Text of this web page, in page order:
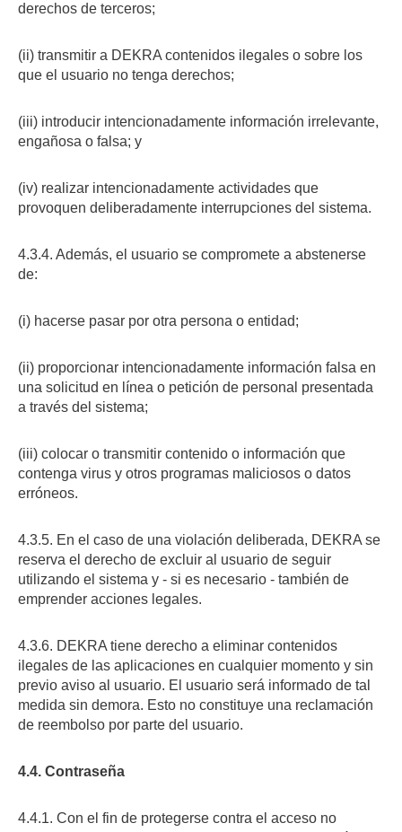
derechos de terceros;
(ii) transmitir a DEKRA contenidos ilegales o sobre los
que el usuario no tenga derechos;
(iii) introducir intencionadamente información irrelevante,
engañosa o falsa; y
(iv) realizar intencionadamente actividades que
provoquen deliberadamente interrupciones del sistema.
4.3.4. Además, el usuario se compromete a abstenerse
de:
(i) hacerse pasar por otra persona o entidad;
(ii) proporcionar intencionadamente información falsa en
una solicitud en línea o petición de personal presentada
a través del sistema;
(iii) colocar o transmitir contenido o información que
contenga virus y otros programas maliciosos o datos
erróneos.
4.3.5. En el caso de una violación deliberada, DEKRA se
reserva el derecho de excluir al usuario de seguir
utilizando el sistema y - si es necesario - también de
emprender acciones legales.
4.3.6. DEKRA tiene derecho a eliminar contenidos
ilegales de las aplicaciones en cualquier momento y sin
previo aviso al usuario. El usuario será informado de tal
medida sin demora. Esto no constituye una reclamación
de reembolso por parte del usuario.
4.4. Contraseña
4.4.1. Con el fin de protegerse contra el acceso no